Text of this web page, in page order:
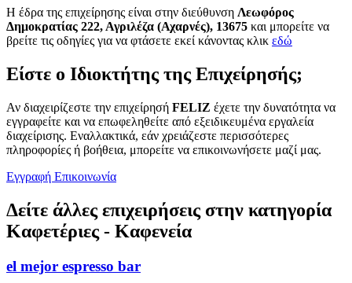
H έδρα της επιχείρησης είναι στην διεύθυνση Λεωφόρος
Δημοκρατίας 222, Αγριλέζα (Αχαρνές), 13675 και μπορείτε να
βρείτε τις οδηγίες για να φτάσετε εκεί κάνοντας κλικ εδώ
Είστε ο Ιδιοκτήτης της Επιχείρησής;
Αν διαχειρίζεστε την επιχείρησή FELIZ έχετε την δυνατότητα να
εγγραφείτε και να επωφεληθείτε από εξειδικευμένα εργαλεία
διαχείρισης. Εναλλακτικά, εάν χρειάζεστε περισσότερες
πληροφορίες ή βοήθεια, μπορείτε να επικοινωνήσετε μαζί μας.
Εγγραφή Επικοινωνία
Δείτε άλλες επιχειρήσεις στην κατηγορία
Καφετέριες - Καφενεία
el mejor espresso bar